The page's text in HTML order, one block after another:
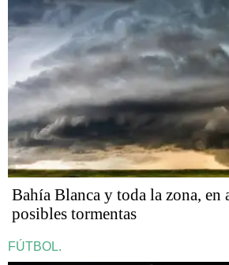
Bahía Blanca y toda la zona, en
posibles tormentas
FÚTBOL.